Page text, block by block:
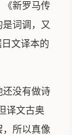
《新罗马传
词调，又
文译本的
没有做诗
译文古奥
所以真像